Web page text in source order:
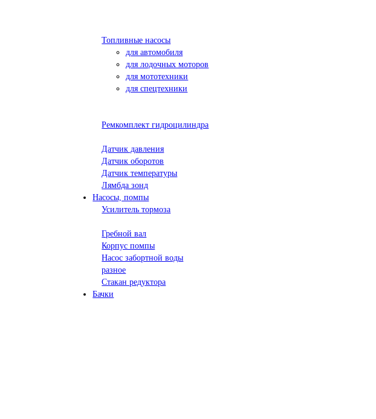
Топливные насосы
для автомобиля
для лодочных моторов
для мототехники
для спецтехники
Ремкомплект гидроцилиндра
Датчик давления
Датчик оборотов
Датчик температуры
Лямбда зонд
Насосы, помпы
Усилитель тормоза
Гребной вал
Корпус помпы
Насос забортной воды
разное
Стакан редуктора
Бачки